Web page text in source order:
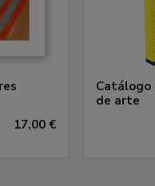
17,00 €
Catálogo
de arte